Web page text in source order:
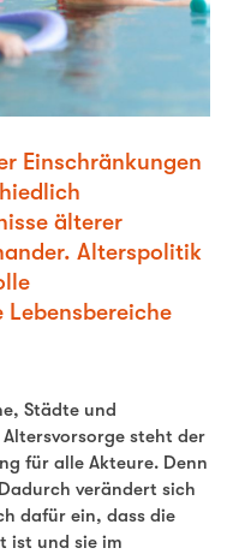
Einschränkungen
älterer
Alterspolitik
Städte und
steht der
für alle Akteure. Denn
verändert sich
dafür ein, dass die
ist und sie im